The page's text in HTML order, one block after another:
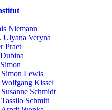
Niemann
Ulyana Veryna
Praet
Lewis
Kissel
Schmidt
Schmitt